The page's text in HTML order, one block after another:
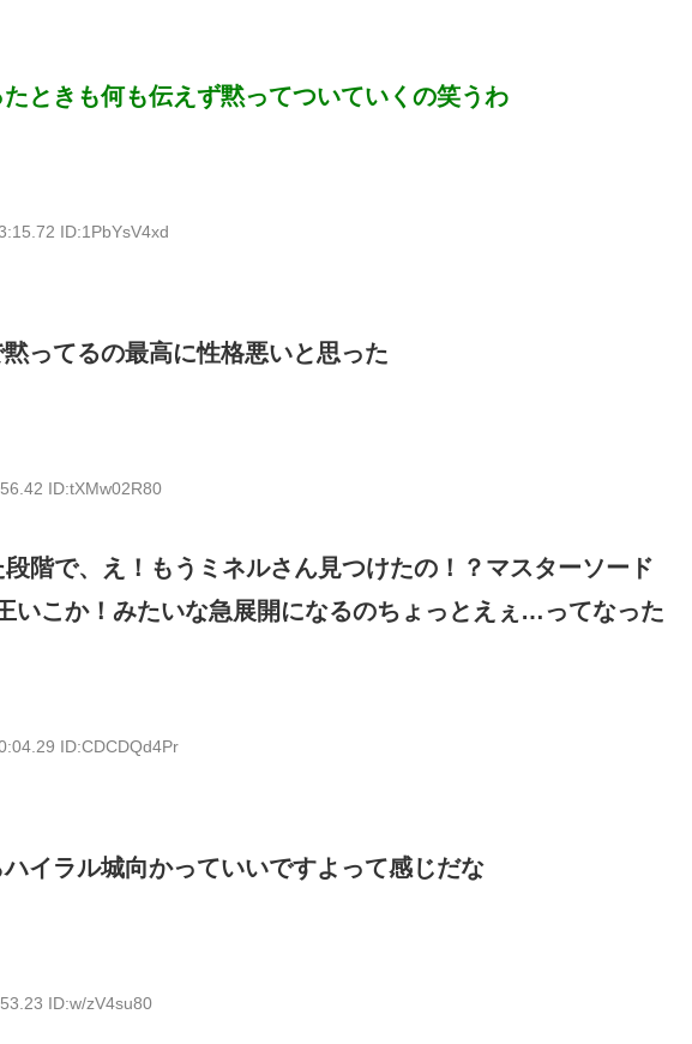
ときも何も伝えず黙ってついていくの笑うわ
ID:1PbYsV4xd
ってるの最高に性格悪いと思った
ID:tXMw02R80
階で、え！もうミネルさん見つけたの！？マスターソード
いこか！みたいな急展開になるのちょっとえぇ…ってなった
ID:CDCDQd4Pr
イラル城向かっていいですよって感じだな
ID:w/zV4su80